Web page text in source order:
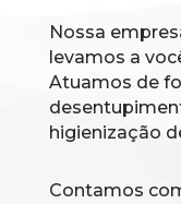
Nossa
levamos a
Atuamos de
higienização
Contamos